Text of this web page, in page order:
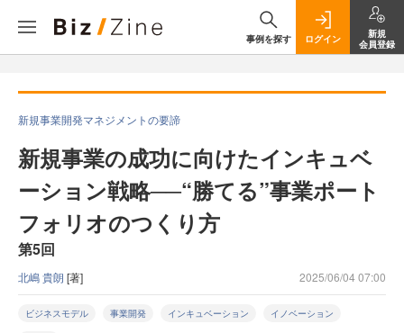
事例を探す ログイン
新規
会員登録
新規事業開発マネジメントの要諦
新規事業の成功に向けたインキュベ
ーション戦略──“勝てる”事業ポート
フォリオのつくり方
第5回
北嶋 貴朗 [著] 2025/06/04 07:00
ビジネスモデル 事業開発 インキュベーション イノベーション